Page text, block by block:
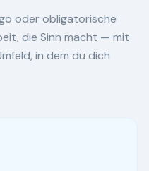
oder obligatorische
die Sinn macht — mit
in dem du dich